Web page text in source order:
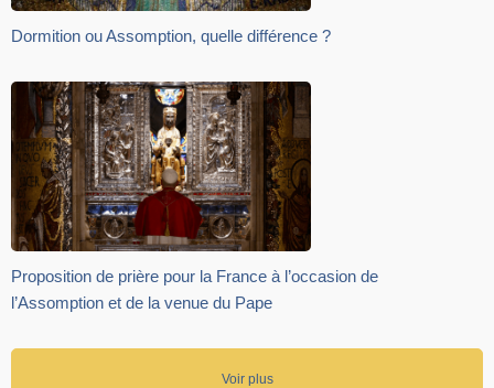
Dormition ou Assomption, quelle différence ?
Proposition de prière pour la France à l’occasion de
l’Assomption et de la venue du Pape
Voir plus